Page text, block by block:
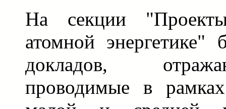
На секции
атомной энергетике"
докладов,
проводимые в